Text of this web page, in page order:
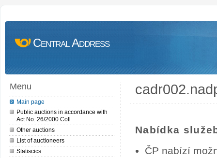
Central Address
Menu
Main page
Public auctions in accordance with
Act No. 26/2000 Coll
Other auctions
List of auctioneers
Statiscics
Nabídka
ČP nabízí